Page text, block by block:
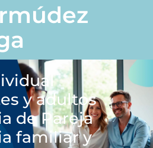
y adultos
de Pareja
familiar y